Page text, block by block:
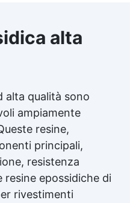
alta
alta qualità sono
ampiamente
resine,
principali,
resistenza
resine epossidiche di
rivestimenti